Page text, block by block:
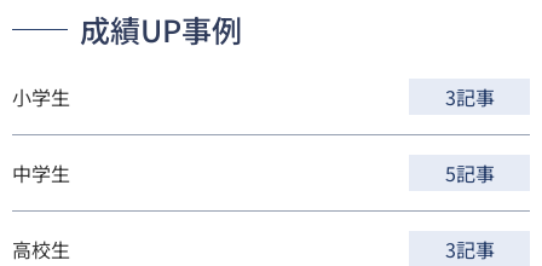
成績UP事例
小学生 3記事
中学生 5記事
高校生 3記事